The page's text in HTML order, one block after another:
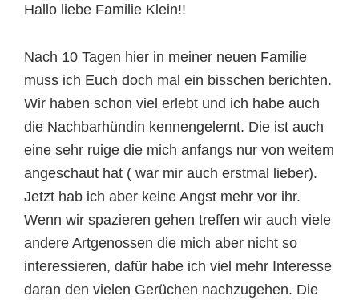
Hallo liebe Familie Klein!!
Nach 10 Tagen hier in meiner neuen Familie
muss ich Euch doch mal ein bisschen berichten.
Wir haben schon viel erlebt und ich habe auch
die Nachbarhündin kennengelernt. Die ist auch
eine sehr ruige die mich anfangs nur von weitem
angeschaut hat ( war mir auch erstmal lieber).
Jetzt hab ich aber keine Angst mehr vor ihr.
Wenn wir spazieren gehen treffen wir auch viele
andere Artgenossen die mich aber nicht so
interessieren, dafür habe ich viel mehr Interesse
daran den vielen Gerüchen nachzugehen. Die